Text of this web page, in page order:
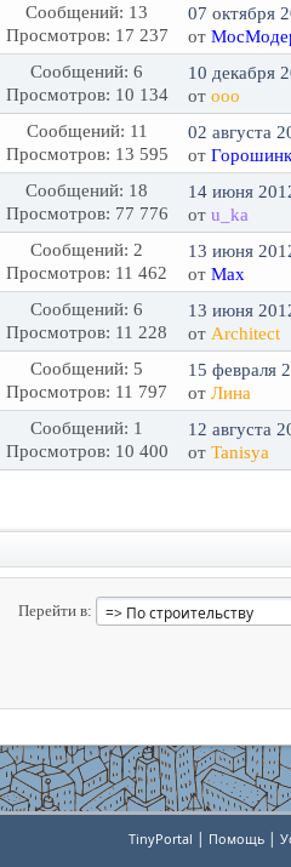
Сообщений: 13
Просмотров: 17 237
07 октября
от
Сообщений: 6
Просмотров: 10 134
10 декабря
отооо
Сообщений: 11
Просмотров: 13 595
02 августа
от
Сообщений: 18
Просмотров: 77 776
14 июня
отu_ka
Сообщений: 2
Просмотров: 11 462
13 июня
отMax
Сообщений: 6
Просмотров: 11 228
13 июня
от Architect
Сообщений: 5
Просмотров: 11 797
15 февраля
отЛина
Сообщений: 1
Просмотров: 10 400
12 августа
отTanisya
Перейти в
TinyPortal | Помощь |